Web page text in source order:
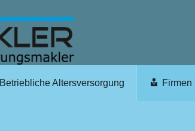
Betriebliche Altersversorgung Firmen